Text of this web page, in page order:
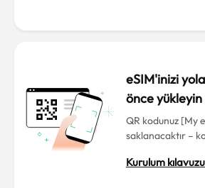
eSIM'inizi
önce yükleyin
QR kodunuz [My
saklanacaktır –
Kurulum